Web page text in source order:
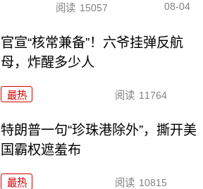
阅读 15057 08-04
官宣“核常兼备”！六爷挂弹反航
母，炸醒多少人
最热 阅读 11764
特朗普一句“珍珠港除外”，撕开美
国霸权遮羞布
最热 阅读 10815